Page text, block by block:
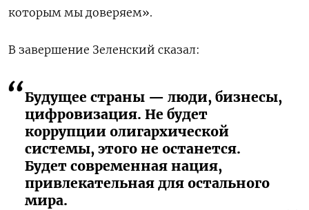
которым мы доверяем».
В завершение Зеленский сказал:
Будущее страны — люди, бизнесы,
цифровизация. Не будет
коррупции олигархической
системы, этого не останется.
Будет современная нация,
привлекательная для остального
мира.